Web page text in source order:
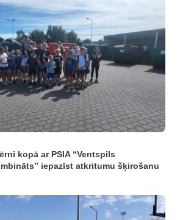
kopā ar PSIA “Ventspils
iepazīst atkritumu šķirošanu